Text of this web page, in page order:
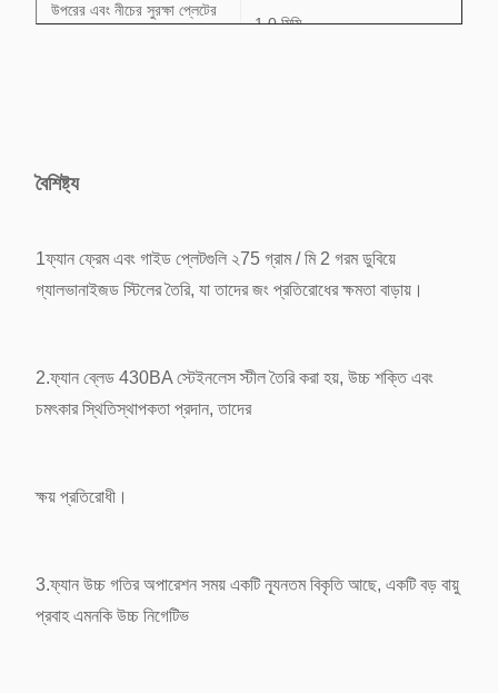
উপরের এবং নীচের সুরক্ষা প্লেটের
1.0 মিমি
মধ্য লোভার প্লেটের বেধ 1.5 মিমি
বৈশিষ্ট্য
1ফ্যান ফ্রেম এবং গাইড প্লেটগুলি ২75 গ্রাম / মি 2 গরম ডুবিয়ে
গ্যালভানাইজড স্টিলের তৈরি, যা তাদের জং প্রতিরোধের ক্ষমতা বাড়ায়।
2.ফ্যান ব্লেড 430BA স্টেইনলেস স্টীল তৈরি করা হয়, উচ্চ শক্তি এবং
চমৎকার স্থিতিস্থাপকতা প্রদান, তাদের
ক্ষয় প্রতিরোধী।
3.ফ্যান উচ্চ গতির অপারেশন সময় একটি ন্যূনতম বিকৃতি আছে, একটি বড় বায়ু
প্রবাহ এমনকি উচ্চ নিগেটিভ